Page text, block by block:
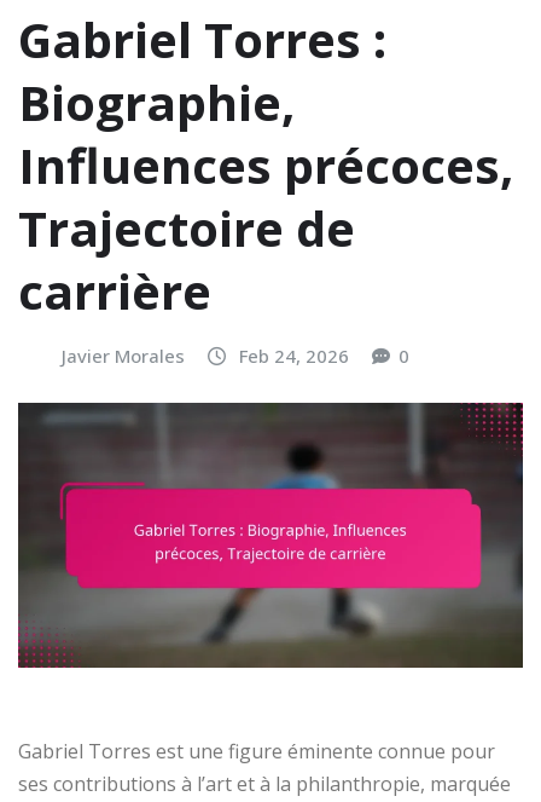
Gabriel Torres :
Biographie,
Influences précoces,
Trajectoire de
carrière
Javier Morales Feb 24, 2026 0
Gabriel Torres est une figure éminente connue pour
ses contributions à l’art et à la philanthropie, marquée